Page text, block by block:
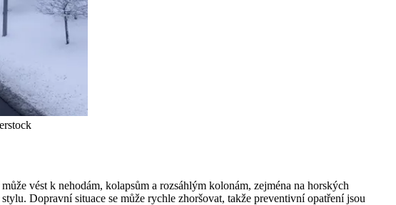
může vést k nehodám, kolapsům a rozsáhlým kolonám, zejména na horských
Dopravní situace se může rychle zhoršovat, takže preventivní opatření jsou